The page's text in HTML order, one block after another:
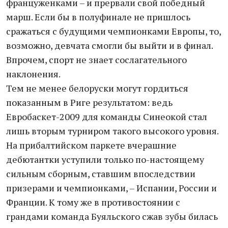
француженками – и прервали свой победный
марш. Если бы в полуфинале не пришлось
сражаться с будущими чемпионками Европы, то,
возможно, девчата смогли бы выйти и в финал.
Впрочем, спорт не знает сослагательного
наклонения.
Тем не менее белоруски могут гордиться
показанным в Риге результатом: ведь
Евробаскет-2009 для команды Синеокой стал
лишь вторым турниром такого высокого уровня.
На прибалтийском паркете вчерашние
дебютантки уступили только по-настоящему
сильным сборным, ставшим впоследствии
призерами и чемпионками, – Испании, России и
Франции. К тому же в противостоянии с
грандами команда Буяльского сжав зубы билась